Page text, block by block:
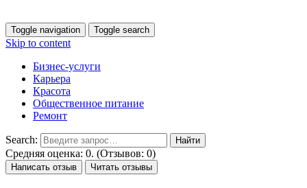
Toggle navigation Toggle search
Skip to content
Бизнес-услуги
Карьера
Красота
Общественное питание
Ремонт
Search:
Средняя оценка: 0. (Отзывов: 0)
Написать отзыв Читать отзывы